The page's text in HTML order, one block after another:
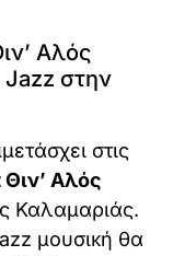
Αλός
Jazz στην
στις
Αλός
Καλαμαριάς.
μουσική θα